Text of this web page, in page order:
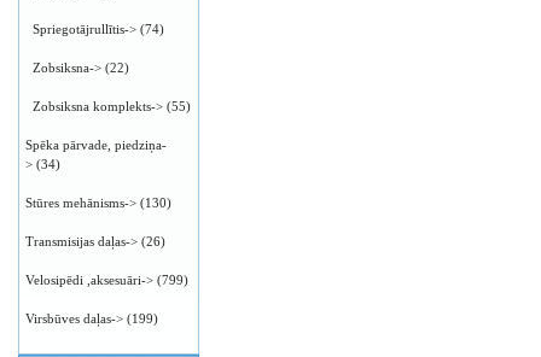
Spriegotājrullītis-> (74)
Zobsiksna-> (22)
Zobsiksna komplekts-> (55)
Spēka pārvade, piedziņa-
> (34)
Stūres mehānisms-> (130)
Transmisijas daļas-> (26)
Velosipēdi ,aksesuāri-> (799)
Virsbūves daļas-> (199)